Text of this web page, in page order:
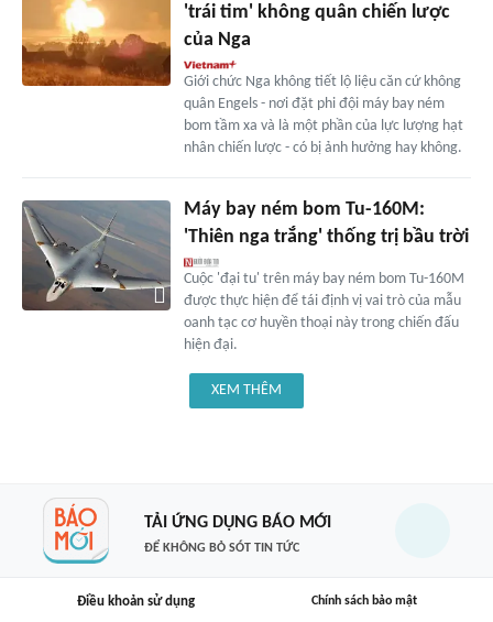
'trái tim' không quân chiến lược
của Nga
Giới chức Nga không tiết lộ liệu căn cứ không
quân Engels - nơi đặt phi đội máy bay ném
bom tầm xa và là một phần của lực lượng hạt
nhân chiến lược - có bị ảnh hưởng hay không.
Máy bay ném bom Tu-160M:
'Thiên nga trắng' thống trị bầu trời
Cuộc 'đại tu' trên máy bay ném bom Tu-160M
được thực hiện để tái định vị vai trò của mẫu
oanh tạc cơ huyền thoại này trong chiến đấu
hiện đại.
XEM THÊM
TẢI ỨNG DỤNG BÁO MỚI
ĐỂ KHÔNG BỎ SÓT TIN TỨC
Điều khoản sử dụng Chính sách bảo mật